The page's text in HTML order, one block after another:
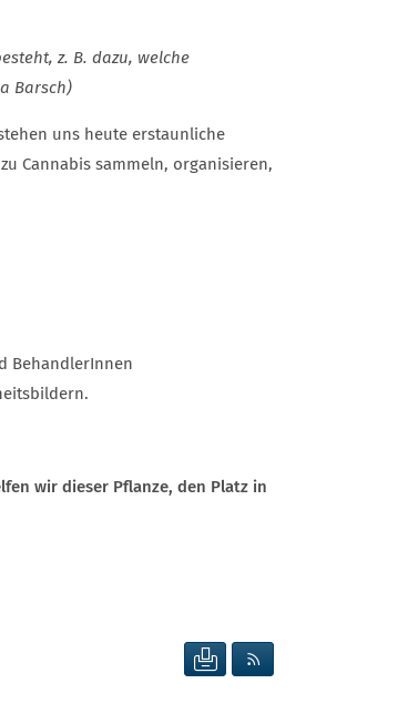
z. B. dazu, welche
Barsch)
uns heute erstaunliche
Cannabis sammeln, organisieren,
BehandlerInnen
wir dieser Pflanze, den Platz in
SEITE DRUCKEN